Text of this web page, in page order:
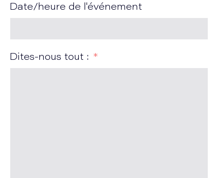
Date/heure de l'événement
Dites-nous tout :